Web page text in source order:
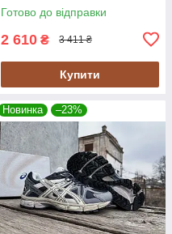
Готово до відправки
2 610 ₴ 3 411 ₴
Купити
Новинка –23%